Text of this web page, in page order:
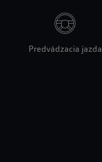
Predvádzacia jazda